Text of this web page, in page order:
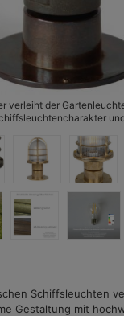
verleiht der
Schiffsleuchten
Gestaltung mit